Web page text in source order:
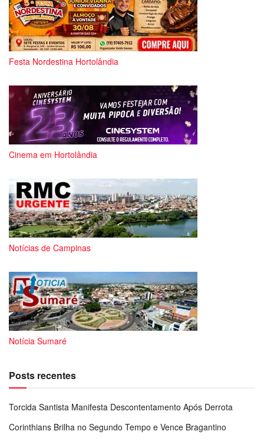
Festa Nordestina Hortolândia
Cinema em Hortolândia
Notícias de Campinas
Notícia Sumaré
Posts recentes
Torcida Santista Manifesta Descontentamento Após Derrota
Corinthians Brilha no Segundo Tempo e Vence Bragantino